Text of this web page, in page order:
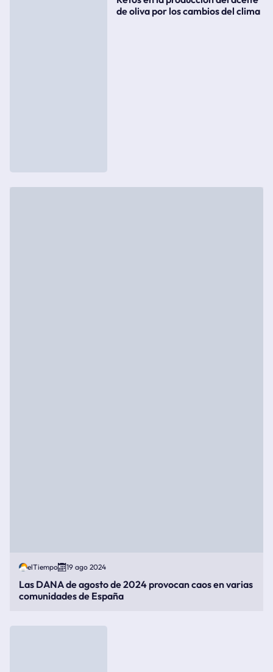
de oliva por los cambios del clima
elTiempo 19 ago 2024
Las DANA de agosto de 2024 provocan caos en varias
comunidades de España